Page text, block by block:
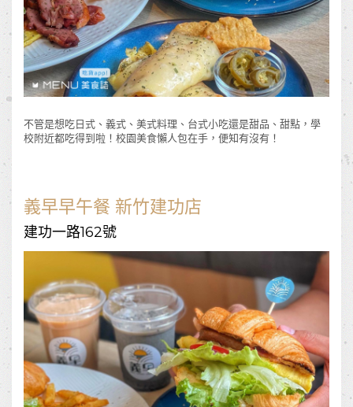
不管是想吃日式、義式、美式料理、台式小吃還是甜品、甜點，學
校附近都吃得到啦！校園美食懶人包在手，便知有沒有！
義早早午餐 新竹建功店
建功一路162號